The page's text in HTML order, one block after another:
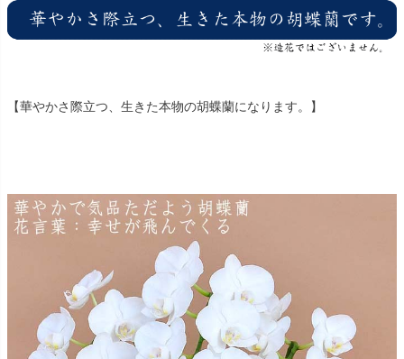
【華やかさ際立つ、生きた本物の胡蝶蘭になります。】